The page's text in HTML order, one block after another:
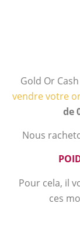
Gold Or
vendre votre
de
Nous
Pour cela, il
ces